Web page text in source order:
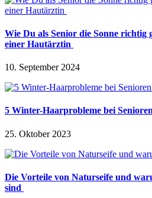
Wie Du als Senior die Sonne richtig
einer Hautärztin
10. September 2024
5 Winter-Haarprobleme bei
25. Oktober 2023
Die Vorteile von Naturseife und
sind